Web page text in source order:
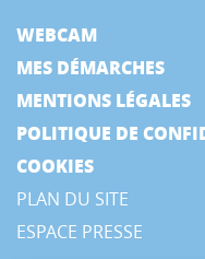
WEBCAM
MES DÉMARCHES
MENTIONS LÉGALES
POLITIQUE DE
COOKIES
PLAN DU SITE
ESPACE PRESSE